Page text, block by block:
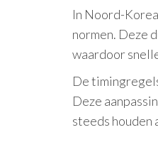
In Noord-
normen. Deze
waardoor
De
Deze
steeds houden